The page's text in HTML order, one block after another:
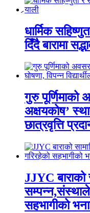
धार्मिक
दिँदै बारामा
गुरु पूर्णिमाको
अक्षयकोष’
छात्रवृत्ति
JJYC बाराको
सहभागीको